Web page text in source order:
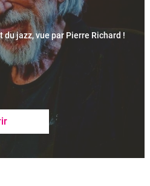
du jazz, vue par Pierre Richard !